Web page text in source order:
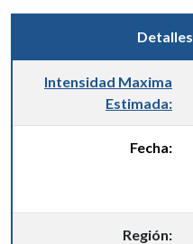
Intensidad Maxima
Estimada:
Fecha:
Región: